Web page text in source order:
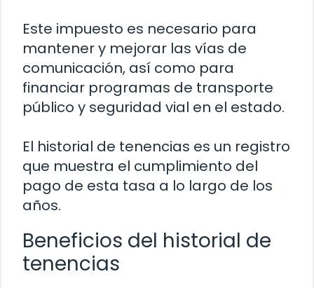
Este impuesto es necesario para
mantener y mejorar las vías de
comunicación, así como para
financiar programas de transporte
público y seguridad vial en el estado.
El historial de tenencias es un registro
que muestra el cumplimiento del
pago de esta tasa a lo largo de los
años.
Beneficios del historial de
tenencias